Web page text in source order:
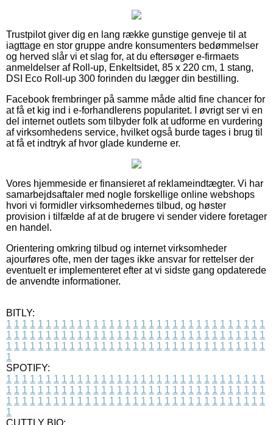
Trustpilot giver dig en lang række gunstige genveje til at
iagttage en stor gruppe andre konsumenters bedømmelser
og herved slår vi et slag for, at du eftersøger e-firmaets
anmeldelser af Roll-up, Enkeltsidet, 85 x 220 cm, 1 stang,
DSI Eco Roll-up 300 forinden du lægger din bestilling.
Facebook frembringer på samme måde altid fine chancer for
at få et kig ind i e-forhandlerens popularitet. I øvrigt ser vi en
del internet outlets som tilbyder folk at udforme en vurdering
af virksomhedens service, hvilket også burde tages i brug til
at få et indtryk af hvor glade kunderne er.
Vores hjemmeside er finansieret af reklameindtægter. Vi har
samarbejdsaftaler med nogle forskellige online webshops
hvori vi formidler virksomhedernes tilbud, og høster
provision i tilfælde af at de brugere vi sender videre foretager
en handel.
Orientering omkring tilbud og internet virksomheder
ajourføres ofte, men der tages ikke ansvar for rettelser der
eventuelt er implementeret efter at vi sidste gang opdaterede
de anvendte informationer.
BITLY:
1 1 1 1 1 1 1 1 1 1 1 1 1 1 1 1 1 1 1 1 1 1 1 1 1 1 1 1 1 1 1 1 1
1 1 1 1 1 1 1 1 1 1 1 1 1 1 1 1 1 1 1 1 1 1 1 1 1 1 1 1 1 1 1 1 1
1 1 1 1 1 1 1 1 1 1 1 1 1 1 1 1 1 1 1 1 1 1 1 1 1 1 1 1 1 1 1 1 1
1
SPOTIFY:
1 1 1 1 1 1 1 1 1 1 1 1 1 1 1 1 1 1 1 1 1 1 1 1 1 1 1 1 1 1 1 1 1
1 1 1 1 1 1 1 1 1 1 1 1 1 1 1 1 1 1 1 1 1 1 1 1 1 1 1 1 1 1 1 1 1
1 1 1 1 1 1 1 1 1 1 1 1 1 1 1 1 1 1 1 1 1 1 1 1 1 1 1 1 1 1 1 1 1
1
CUTTLY BIO: